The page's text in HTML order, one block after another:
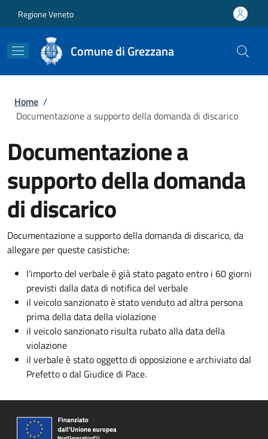
Regione Veneto
Comune di Grezzana
Briciole di pane
Home /
Documentazione a supporto della domanda di discarico
Documentazione a
supporto della domanda
di discarico
Documentazione a supporto della domanda di discarico, da
allegare per queste casistiche:
l'importo del verbale è già stato pagato entro i 60 giorni
previsti dalla data di notifica del verbale
il veicolo sanzionato è stato venduto ad altra persona
prima della data della violazione
il veicolo sanzionato risulta rubato alla data della
violazione
il verbale è stato oggetto di opposizione e archiviato dal
Prefetto o dal Giudice di Pace.